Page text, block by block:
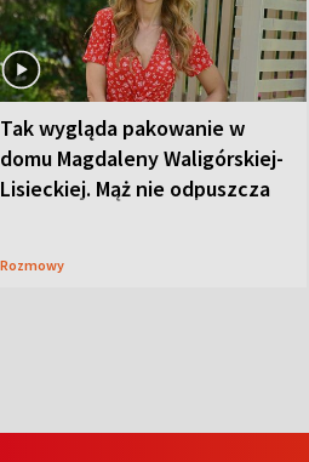
Tak wygląda pakowanie w
domu Magdaleny Waligórskiej-
Lisieckiej. Mąż nie odpuszcza
Rozmowy